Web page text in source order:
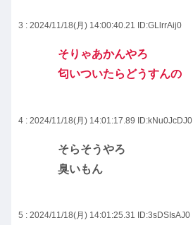
3 : 2024/11/18(月) 14:00:40.21 ID:GLlrrAij0
そりゃあかんやろ
匂いついたらどうすんの
4 : 2024/11/18(月) 14:01:17.89 ID:kNu0JcDJ0
そらそうやろ
臭いもん
5 : 2024/11/18(月) 14:01:25.31 ID:3sDSIsAJ0